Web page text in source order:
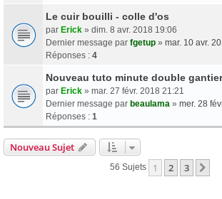
Le cuir bouilli - colle d'os
par Erick » dim. 8 avr. 2018 19:06
Dernier message par fgetup » mar. 10 avr.
Réponses : 4
Nouveau tuto minute double
par Erick » mar. 27 févr. 2018 21:21
Dernier message par beaulama » mer. 28
Réponses : 1
Nouveau Sujet
56 Sujets 1 2 3